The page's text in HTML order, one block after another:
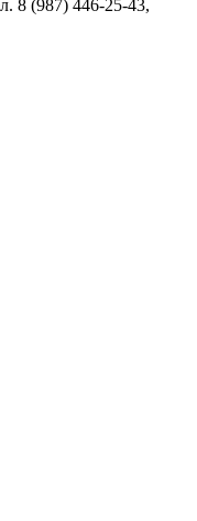
8 (987) 446-25-43,